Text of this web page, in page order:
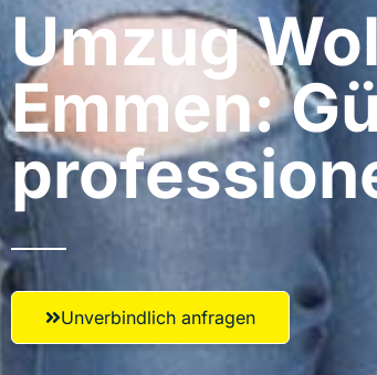
Umzug
Emmen:
Unverbindlich anfragen